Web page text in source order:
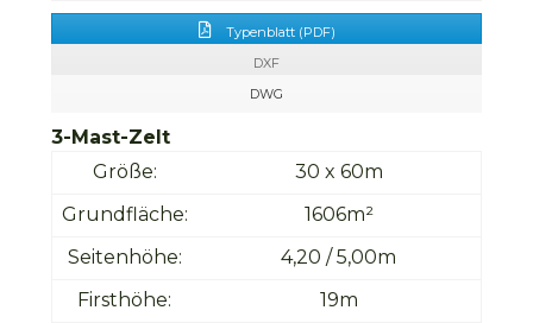
Typenblatt (PDF)
DXF
DWG
3-Mast-Zelt
Größe:
30 x 60m
Grundfläche:
1606m²
Seitenhöhe:
4,20 / 5,00m
Firsthöhe:
19m